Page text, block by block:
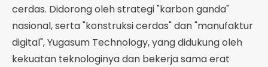
cerdas. Didorong oleh strategi "karbon ganda"
nasional, serta "konstruksi cerdas" dan "manufaktur
digital", Yugasum Technology, yang didukung oleh
kekuatan teknologinya dan bekerja sama erat